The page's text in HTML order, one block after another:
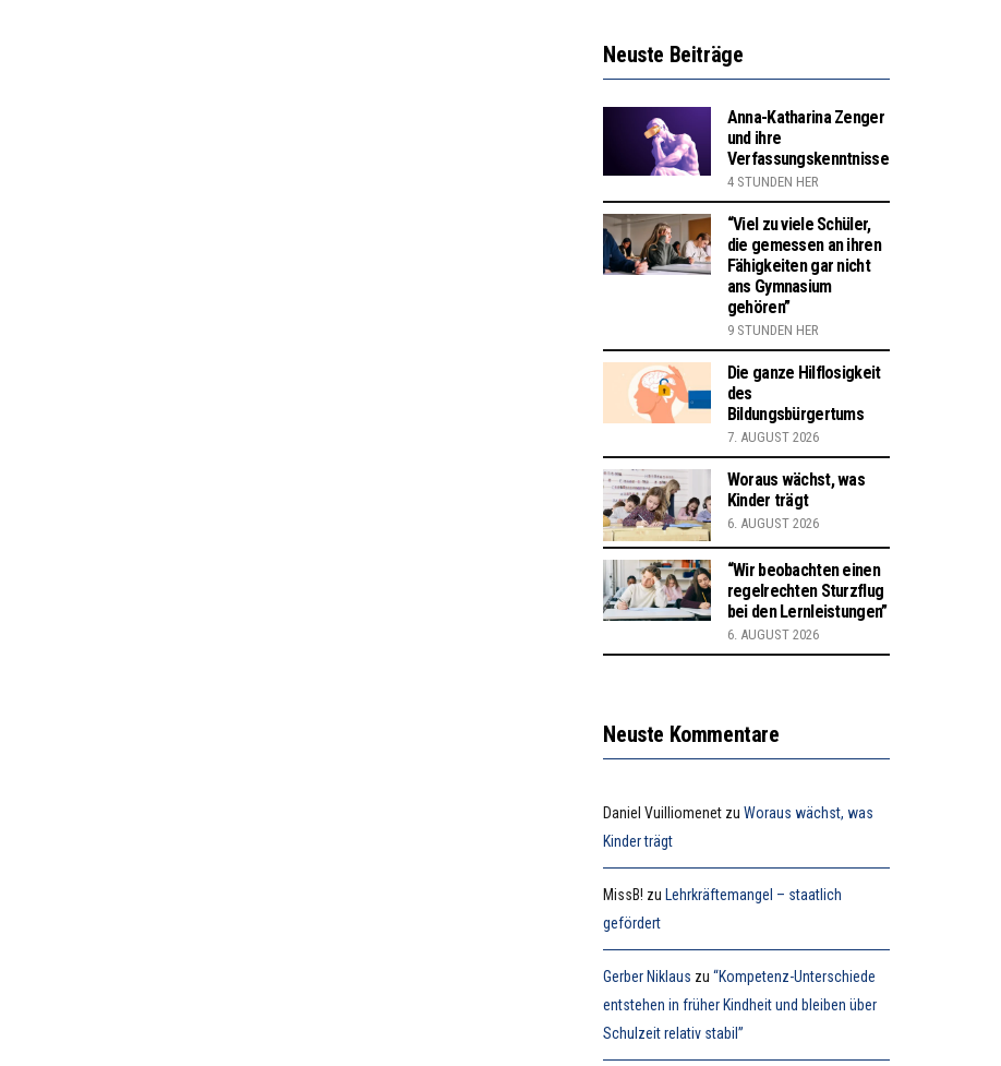
Neuste Beiträge
Anna-Katharina Zenger
und ihre
Verfassungskenntnisse
4 STUNDEN HER
“Viel zu viele Schüler,
die gemessen an ihren
Fähigkeiten gar nicht
ans Gymnasium
gehören”
9 STUNDEN HER
Die ganze Hilflosigkeit
des
Bildungsbürgertums
7. AUGUST 2026
Woraus wächst, was
Kinder trägt
6. AUGUST 2026
“Wir beobachten einen
regelrechten Sturzflug
bei den Lernleistungen”
6. AUGUST 2026
Neuste Kommentare
Daniel Vuilliomenet zuWoraus wächst, was
Kinder trägt
MissB! zu Lehrkräftemangel – staatlich
gefördert
Gerber Niklaus zu“Kompetenz-Unterschiede
entstehen in früher Kindheit und bleiben über
Schulzeit relativ stabil”